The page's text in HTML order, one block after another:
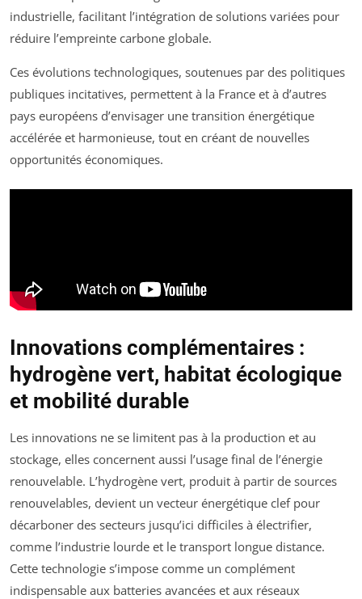
industrielle, facilitant l’intégration de solutions variées pour
réduire l’empreinte carbone globale.
Ces évolutions technologiques, soutenues par des politiques
publiques incitatives, permettent à la France et à d’autres
pays européens d’envisager une transition énergétique
accélérée et harmonieuse, tout en créant de nouvelles
opportunités économiques.
Innovations complémentaires :
hydrogène vert, habitat écologique
et mobilité durable
Les innovations ne se limitent pas à la production et au
stockage, elles concernent aussi l’usage final de l’énergie
renouvelable. L’hydrogène vert, produit à partir de sources
renouvelables, devient un vecteur énergétique clef pour
décarboner des secteurs jusqu’ici difficiles à électrifier,
comme l’industrie lourde et le transport longue distance.
Cette technologie s’impose comme un complément
indispensable aux batteries avancées et aux réseaux